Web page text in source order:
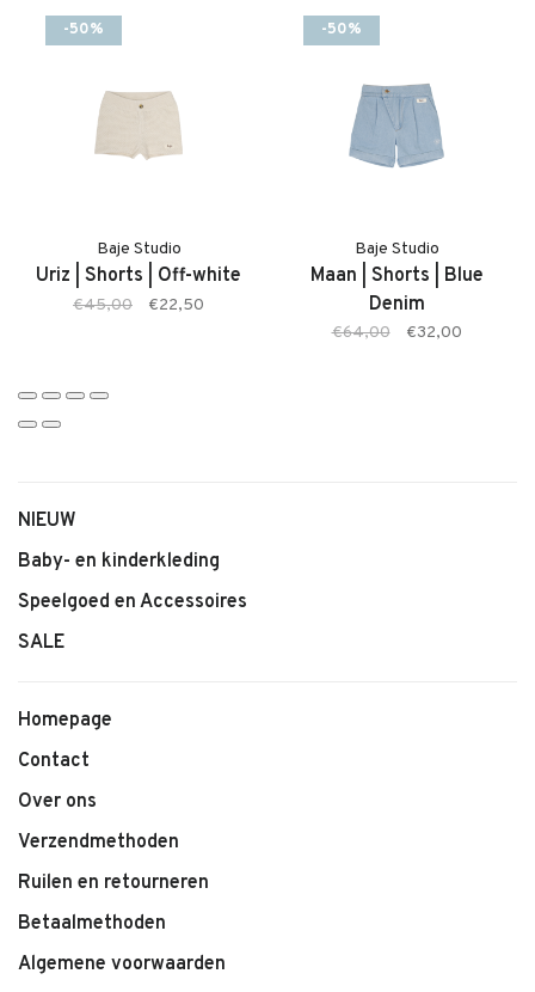
meten het shirt graag voor je na, zodat je zeker weet dat je de
Kenmerken:
• Frain Shortsleeve Shirt van Baje Studio
• Comfortabele pasvorm
• Tijdloze basic
• Makkelijk te combineren
-50%
Baje Studio
Uriz | Shorts | Off-white
€45,00 €22,50
-50%
Baje Studio
Maan | Shorts | Blue
Denim
€64,00 €32,00
NIEUW
Baby- en kinderkleding
Speelgoed en Accessoires
SALE
Homepage
Contact
Over ons
Verzendmethoden
Ruilen en retourneren
Betaalmethoden
Algemene voorwaarden